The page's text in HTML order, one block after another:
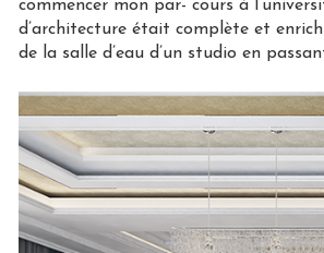
commencer mon par- cours à
d’architecture était complète et
de la salle d’eau d’un studio en